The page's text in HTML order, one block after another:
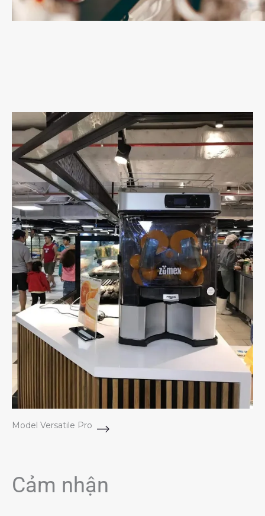
Model Versatile Pro
Cảm nhận